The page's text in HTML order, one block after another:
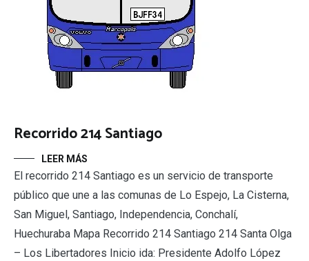
Recorrido 214 Santiago
LEER MÁS
El recorrido 214 Santiago es un servicio de transporte
público que une a las comunas de Lo Espejo, La Cisterna,
San Miguel, Santiago, Independencia, Conchalí,
Huechuraba Mapa Recorrido 214 Santiago 214 Santa Olga
– Los Libertadores Inicio ida: Presidente Adolfo López